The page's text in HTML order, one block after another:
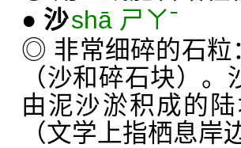
● 沙shā ㄕㄚˉ
◎ 非常细碎的石粒
（沙和碎石块）
由泥沙淤积成的
（文学上指栖息